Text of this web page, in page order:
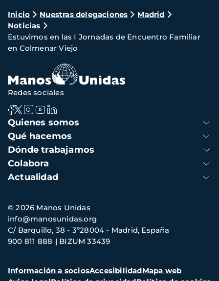
Ruta
de
navegación
Inicio Nuestras delegaciones
Madrid
Noticias
Estuvimos en las I Jornadas de Encuentro Familiar
en Colmenar Viejo
Navegación
principal
Quienes somos
Qué hacemos
Dónde trabajamos
Colabora
Actualidad
Redes sociales
Información
de
contacto
© 2026 Manos Unidas
C/ Barquillo, 38 - 3º28004 - Madrid, España
900 811 888
BIZUM 33439
info@manosunidas.org
Menú
secundario
Información a sociosAccesibilidadMapa web